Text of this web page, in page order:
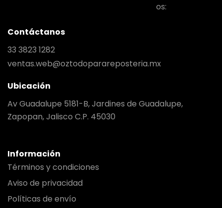
os:
Contáctanos
33 3823 1282
ventas.web@oztodoparareposteria.mx
Ubicación
Av Guadalupe 5181-B, Jardines de Guadalupe,
Zapopan, Jalisco C.P. 45030
Información
Términos y condiciones
Aviso de privacidad
Políticas de envío